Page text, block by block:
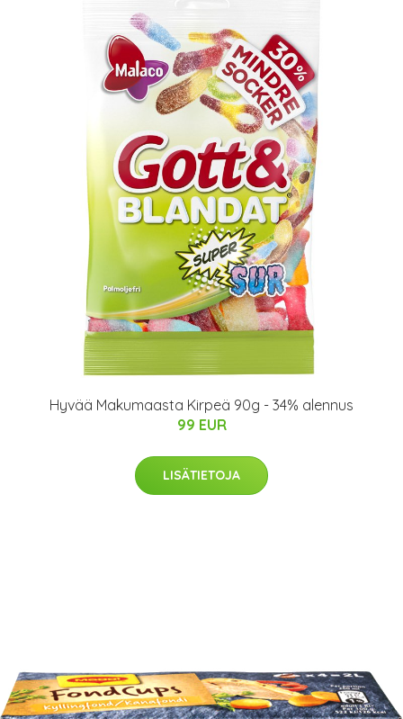
Hyvää Makumaasta Kirpeä 90g - 34% alennus
99 EUR
LISÄTIETOJA